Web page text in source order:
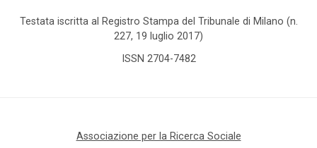
Testata iscritta al Registro Stampa del Tribunale di Milano (n.
227, 19 luglio 2017)
ISSN 2704-7482
Associazione per la Ricerca Sociale